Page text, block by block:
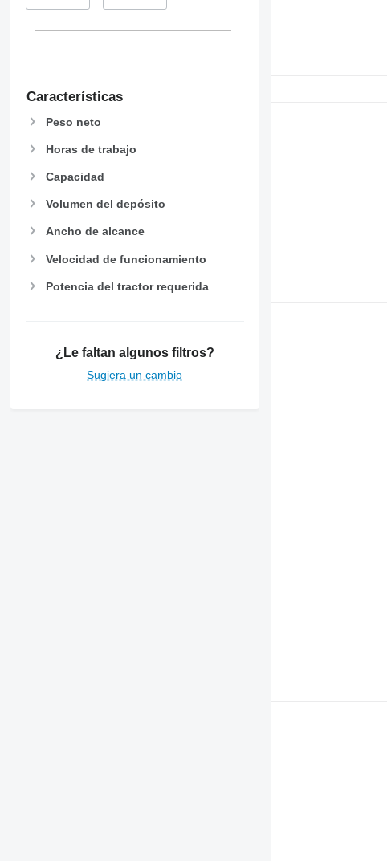
Características
Peso neto
Horas de trabajo
Capacidad
Volumen del depósito
Ancho de alcance
Velocidad de funcionamiento
Potencia del tractor requerida
¿Le faltan algunos filtros?
Sugiera un cambio